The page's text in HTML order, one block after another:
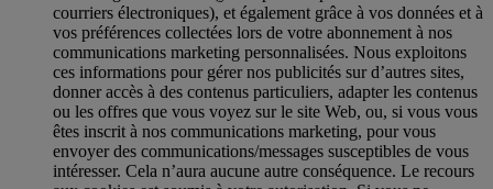
courriers électroniques), et également grâce à vos données et à
vos préférences collectées lors de votre abonnement à nos
communications marketing personnalisées. Nous exploitons
ces informations pour gérer nos publicités sur d’autres sites,
donner accès à des contenus particuliers, adapter les contenus
ou les offres que vous voyez sur le site Web, ou, si vous vous
êtes inscrit à nos communications marketing, pour vous
envoyer des communications/messages susceptibles de vous
intéresser. Cela n’aura aucune autre conséquence. Le recours